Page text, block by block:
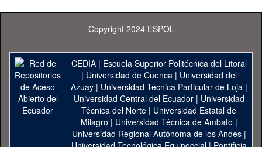
Copyright 2024 ESPOL
CEDIA| Escuela Superior Politécnica del Litoral
| Universidad de Cuenca| Universidad del
Azuay| Universidad Técnica Particular de Loja|
Universidad Central del Ecuador| Universidad
Técnica del Norte | Universidad Estatal de
Milagro | Universidad Técnica de Ambato |
Universidad Regional Autónoma de los Andes|